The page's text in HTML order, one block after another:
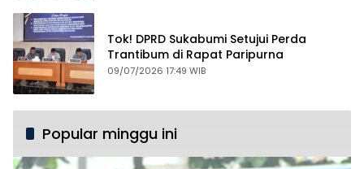
Tok! DPRD Sukabumi Setujui Perda
Trantibum di Rapat Paripurna
09/07/2026 17:49 WIB
Popular minggu ini